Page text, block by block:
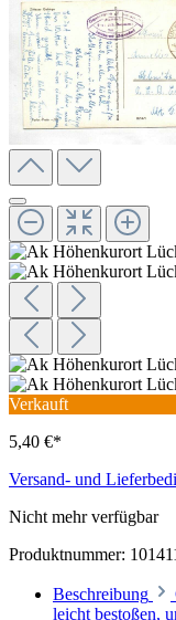
Verkauft
5,40 €*
Versand- und
Nicht mehr verfügbar
Produktnummer:
Beschreibung
leicht bestoßen,